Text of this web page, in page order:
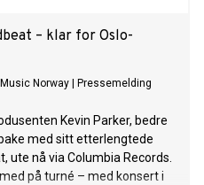
– klar for Oslo-
Norway Pressemelding
Kevin Parker, bedre
med sitt etterlengtede
ute nå via Columbia Records.
på turné – med konsert i